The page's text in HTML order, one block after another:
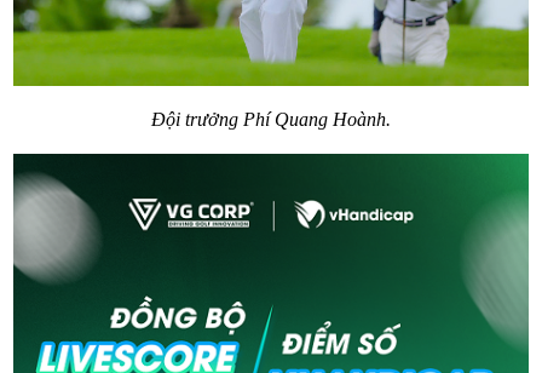
Đội trưởng Phí Quang Hoành.